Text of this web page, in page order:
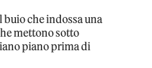
buio che indossa una
mettono sotto
piano prima di